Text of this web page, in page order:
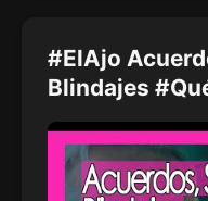
#ElAjo
Blindajes